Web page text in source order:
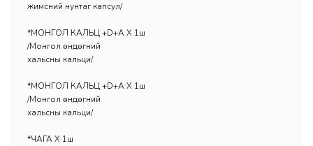
жимсний нунтаг капсул/
*МОНГОЛ КАЛЬЦ +D+A Х 1ш
/Монгол өндөгний
хальсны кальци/
*МОНГОЛ КАЛЬЦ +D+A Х 1ш
/Монгол өндөгний
хальсны кальци/
*ЧАГА Х 1ш